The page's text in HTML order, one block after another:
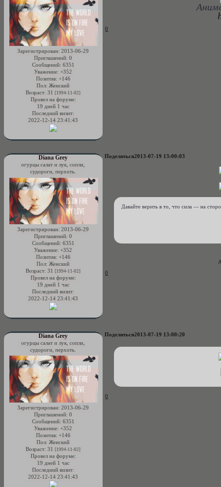
Зарегистрирован: 2013-06-29
Приглашений: 0
Сообщений: 6351
Уважение: +352
Позитив: +146
Пол: Женский
Возраст: 31[1994-11-02]
Провел на форуме:
19 дней 1 час
Последний визит:
2022-12-14 23:41:43
0
Поделиться2013-07-19 13:00:03
Diana Grey
огурцы салат и лук, сопли,
судороги, перхоть.
Зарегистрирован: 2013-06-29
Приглашений: 0
Сообщений: 6351
Уважение: +352
Позитив: +146
Пол: Женский
Возраст: 31[1994-11-02]
Провел на форуме:
19 дней 1 час
Последний визит:
2022-12-14 23:41:43
Давайте верить в то, что сила — на
0
Поделиться2013-07-19 13:00:20
Diana Grey
огурцы салат и лук, сопли,
судороги, перхоть.
Зарегистрирован: 2013-06-29
Приглашений: 0
Сообщений: 6351
Уважение: +352
Позитив: +146
Пол: Женский
Возраст: 31[1994-11-02]
Провел на форуме:
19 дней 1 час
Последний визит:
2022-12-14 23:41:43
0